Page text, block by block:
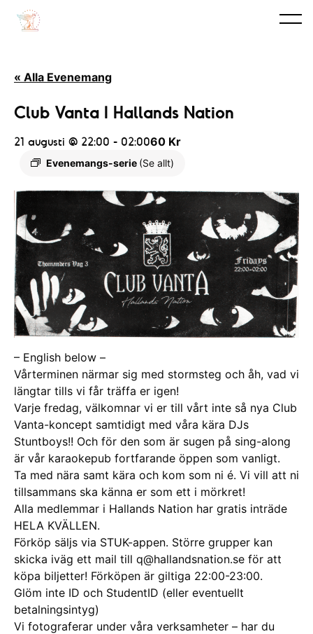
« Alla Evenemang
Club Vanta I Hallands Nation
21 augusti @ 22:00 - 02:00
Evenemangs-serie (Se allt)
60 Kr
– English below –
Vårterminen närmar sig med stormsteg och åh, vad vi
längtar tills vi får träffa er igen!
Varje fredag, välkomnar vi er till vårt inte så nya Club
Vanta-koncept samtidigt med våra kära DJs
Stuntboys!! Och för den som är sugen på sing-along
är vår karaokepub fortfarande öppen som vanligt.
Ta med nära samt kära och kom som ni é. Vi vill att ni
tillsammans ska känna er som ett i mörkret!
Alla medlemmar i Hallands Nation har gratis inträde
HELA KVÄLLEN.
Förköp säljs via STUK-appen. Större grupper kan
skicka iväg ett mail till q@hallandsnation.se för att
köpa biljetter! Förköpen är giltiga 22:00-23:00.
Glöm inte ID och StudentID (eller eventuellt
betalningsintyg)
Vi fotograferar under våra verksamheter – har du